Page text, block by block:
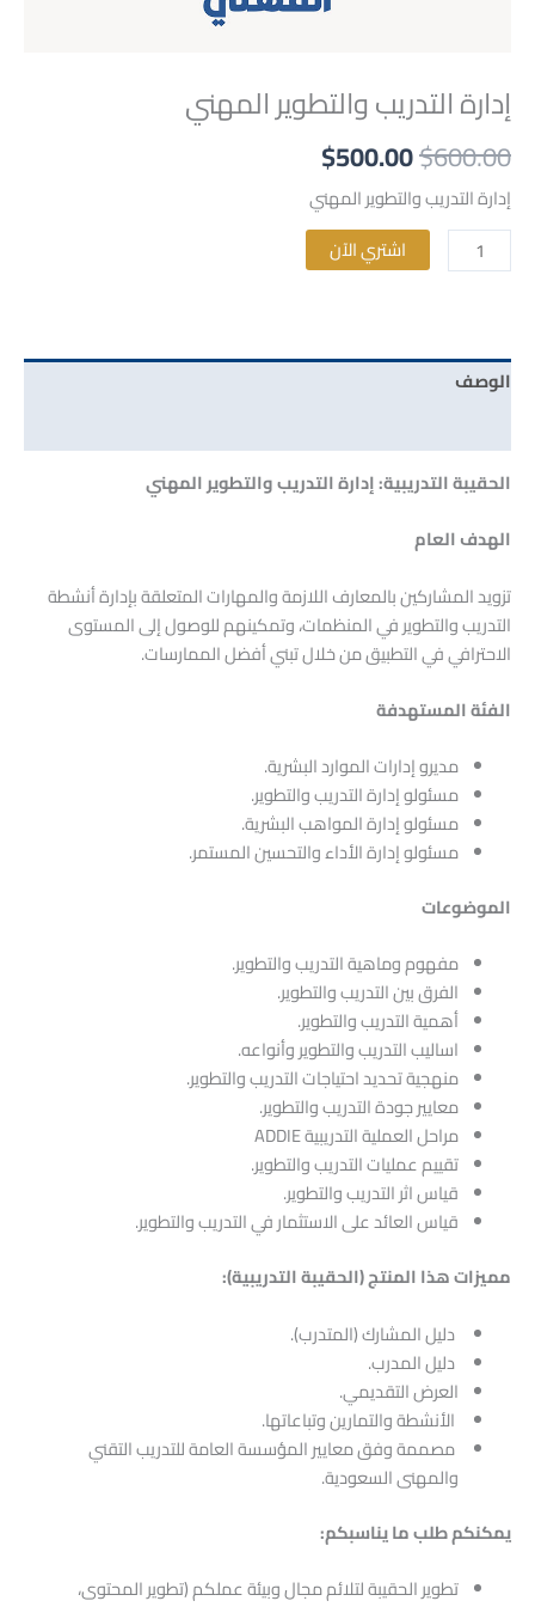
إدارة التدريب والتطوير المهني
$600.00
$500.00
إدارة التدريب والتطوير المهني
اشتري الآن
الوصف
الحقيبة التدريبية: إدارة التدريب والتطوير المهني
الهدف العام
تزويد المشاركين بالمعارف اللازمة والمهارات المتعلقة بإدارة أنشطة
التدريب والتطوير في المنظمات، وتمكينهم للوصول إلى المستوى
الاحترافي في التطبيق من خلال تبني أفضل الممارسات.
الفئة المستهدفة
مديرو إدارات الموارد البشرية.
مسئولو إدارة التدريب والتطوير.
مسئولو إدارة المواهب البشرية.
مسئولو إدارة الأداء والتحسين المستمر.
الموضوعات
مفهوم وماهية التدريب والتطوير.
الفرق بين التدريب والتطوير.
أهمية التدريب والتطوير.
اساليب التدريب والتطوير وأنواعه.
منهجية تحديد احتياجات التدريب والتطوير.
معايير جودة التدريب والتطوير.
مراحل العملية التدريبية ADDIE
تقييم عمليات التدريب والتطوير.
قياس اثر التدريب والتطوير.
قياس العائد على الاستثمار في التدريب والتطوير.
مميزات هذا المنتج (الحقيبة التدريبية):
دليل المشارك (المتدرب).
دليل المدرب.
العرض التقديمي.
الأنشطة والتمارين وتباعاتها.
مصممة وفق معايير المؤسسة العامة للتدريب التقني
والمهنى السعودية.
يمكنكم طلب ما يناسبكم:
تطوير الحقيبة لتلائم مجال وبيئة عملكم (تطوير المحتوى،